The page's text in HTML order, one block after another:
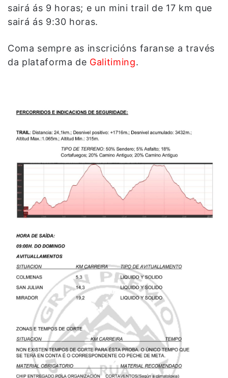
sairá ás 9 horas; e un mini trail de 17 km que
sairá ás 9:30 horas.
Coma sempre as inscricións faranse a través
da plataforma de Galitiming.